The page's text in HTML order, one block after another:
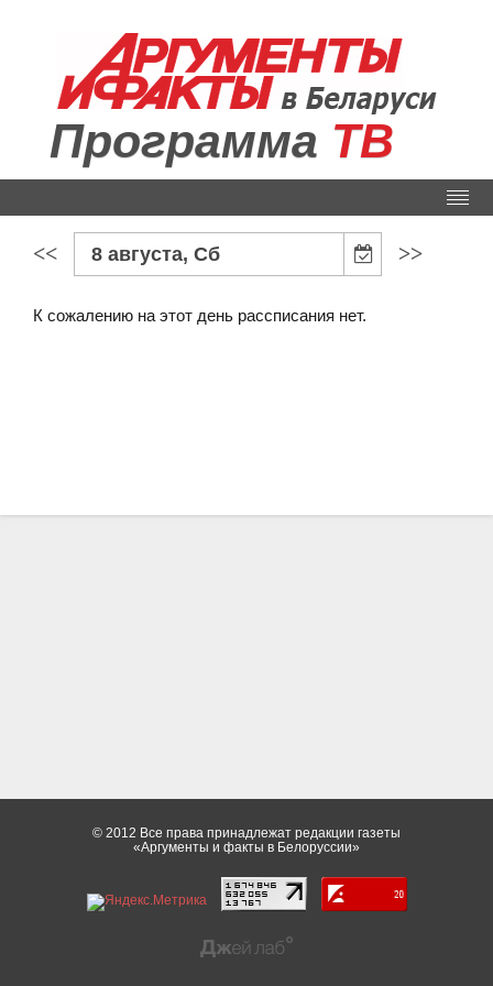
Программа ТВ
<< 8 августа, Сб >>
К сожалению на этот день рассписания нет.
© 2012 Все права принадлежат редакции газеты
«Аргументы и факты в Белоруссии»